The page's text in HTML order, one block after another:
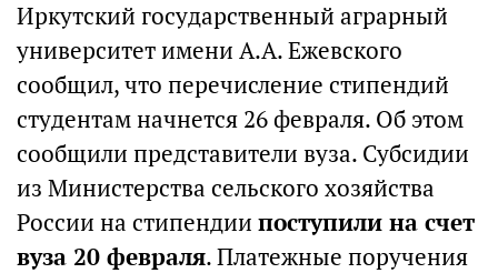
Иркутский государственный аграрный
университет имени А.А. Ежевского
сообщил, что перечисление стипендий
студентам начнется 26 февраля. Об этом
сообщили представители вуза. Субсидии
из Министерства сельского хозяйства
России на стипендии поступили на счет
вуза 20 февраля. Платежные поручения